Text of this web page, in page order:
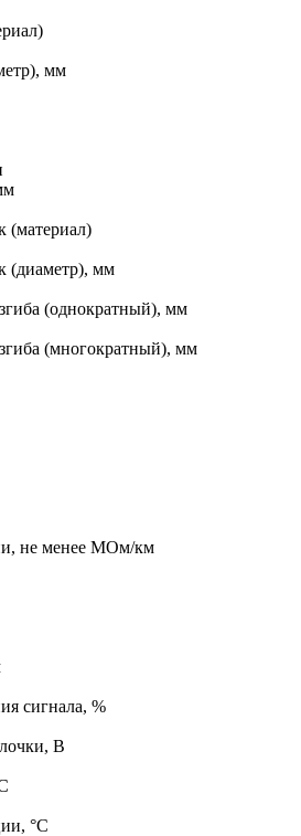
мм
(материал)
(диаметр), мм
(однократный), мм
(многократный), мм
не менее МОм/км
сигнала, %
В
°С